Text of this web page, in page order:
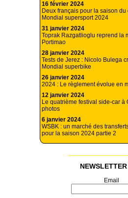
16 février 2024
Deux français pour la saison
Mondial supersport 2024
31 janvier 2024
Toprak Razgatlioglu reprend la
Portimao
28 janvier 2024
Tests de Jerez : Nicolo Bulega
Mondial superbike
26 janvier 2024
2024 : Le règlement évolue en
12 janvier 2024
Le quatrième festival side-car à
photos
6 janvier 2024
WSBK : un marché des
pour la saison 2024 partie 2
NEWSLETTER
Email